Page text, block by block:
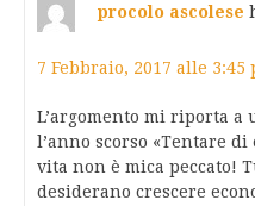
procolo ascolese
7 Febbraio, 2017 alle 3:45
L’argomento mi riporta a
l’anno scorso «Tentare
vita non è mica peccato!
desiderano crescere